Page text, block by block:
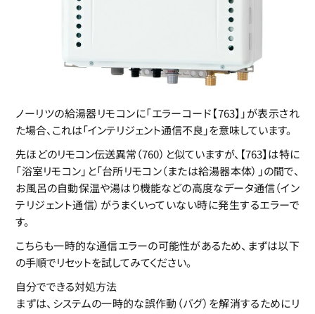
ノーリツの給湯器リモコンに「エラーコード【763】」が表示され
た場合、これは「インテリジェント通信不良」を意味しています。
先ほどのリモコン伝送異常（760）と似ていますが、【763】は特に
「浴室リモコン」と「台所リモコン（または給湯器本体）」の間で、
お風呂の自動保温や湯はり機能などの高度なデータ通信（イン
テリジェント通信）がうまくいっていない時に発生するエラーで
す。
こちらも一時的な通信エラーの可能性があるため、まずは以下
の手順でリセットを試してみてください。
自分でできる対処方法
まずは、システムの一時的な誤作動（バグ）を解消するためにリ